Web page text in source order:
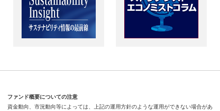
ファンド概要についての注意
資金動向、市況動向等によっては、上記の運用方針のような運用ができない場合があ